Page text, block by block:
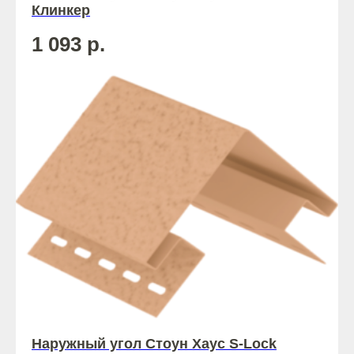
Клинкер
1 093 р.
Наружный угол Стоун Хаус S-Lock